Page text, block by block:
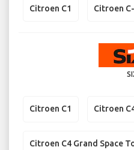
Citroen C1 Citroen
Citroen C1 Citroen
Citroen C4 Grand Space